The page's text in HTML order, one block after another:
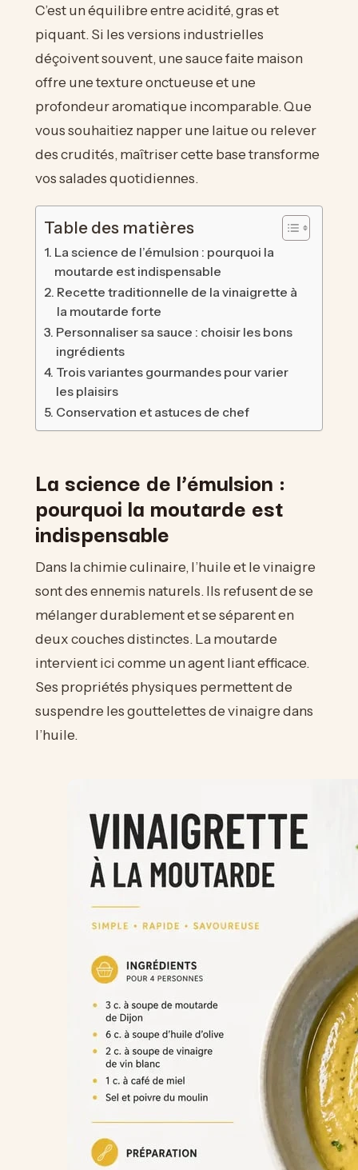
C’est un équilibre entre acidité, gras et
piquant. Si les versions industrielles
déçoivent souvent, une sauce faite maison
offre une texture onctueuse et une
profondeur aromatique incomparable. Que
vous souhaitiez napper une laitue ou relever
des crudités, maîtriser cette base transforme
vos salades quotidiennes.
Table des matières
La science de l’émulsion : pourquoi la
moutarde est indispensable
Recette traditionnelle de la vinaigrette à
la moutarde forte
Personnaliser sa sauce : choisir les bons
ingrédients
Trois variantes gourmandes pour varier
les plaisirs
Conservation et astuces de chef
La science de l’émulsion :
pourquoi la moutarde est
indispensable
Dans la chimie culinaire, l’huile et le vinaigre
sont des ennemis naturels. Ils refusent de se
mélanger durablement et se séparent en
deux couches distinctes. La moutarde
intervient ici comme un agent liant efficace.
Ses propriétés physiques permettent de
suspendre les gouttelettes de vinaigre dans
l’huile.